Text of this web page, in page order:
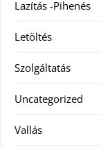
Lazítás -Pihenés
Letöltés
Szolgáltatás
Uncategorized
Vallás